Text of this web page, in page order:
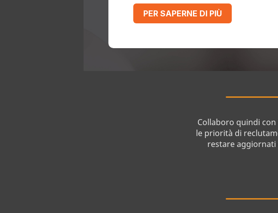
PER SAPERNE DI PIÙ
Collaboro quindi
le priorità di
restare